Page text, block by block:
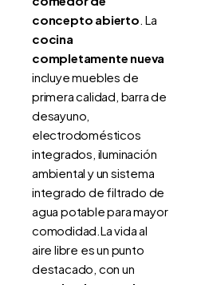
concepto abierto. La
cocina
completamente nueva
incluye muebles de
primera calidad, barra de
desayuno,
electrodomésticos
integrados, iluminación
ambiental y un sistema
integrado de filtrado de
agua potable para mayor
comodidad.La vida al
aire libre es un punto
destacado, con un